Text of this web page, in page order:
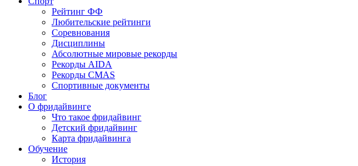
Рейтинг ФФ
Любительские рейтинги
Соревнования
Дисциплины
Абсолютные мировые рекорды
Рекорды AIDA
Рекорды CMAS
Спортивные документы
Блог
О фридайвинге
Что такое фридайвинг
Детский фридайвинг
Карта фридайвинга
Обучение
История